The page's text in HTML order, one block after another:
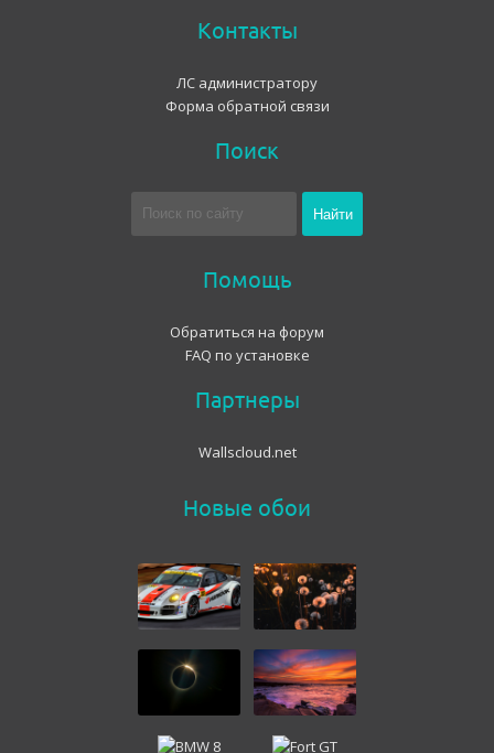
Контакты
ЛС администратору
Форма обратной связи
Поиск
Помощь
Обратиться на форум
FAQ по установке
Партнеры
Wallscloud.net
Новые обои